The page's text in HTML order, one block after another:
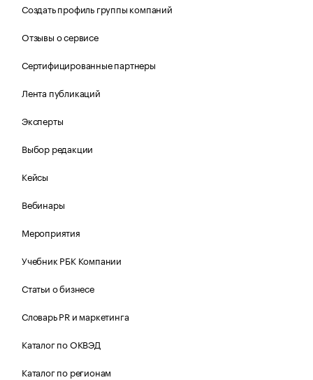
Создать профиль группы компаний
Отзывы о сервисе
Сертифицированные партнеры
Лента публикаций
Эксперты
Выбор редакции
Кейсы
Вебинары
Мероприятия
Учебник РБК Компании
Статьи о бизнесе
Словарь PR и маркетинга
Каталог по ОКВЭД
Каталог по регионам